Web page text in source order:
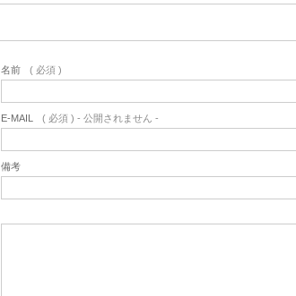
名前 ( 必須 )
E-MAIL ( 必須 ) - 公開されません -
備考